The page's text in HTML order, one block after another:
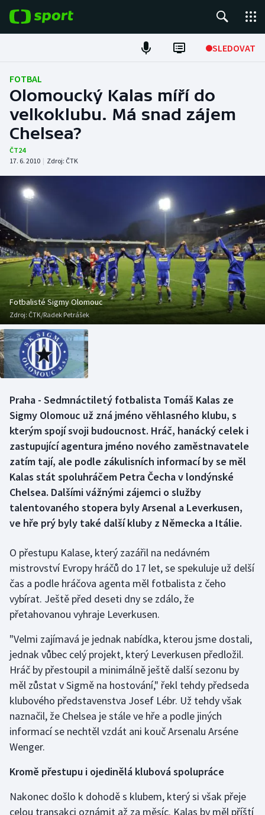
SLEDOVAT
Fotbal
Hokej
Tenis
Atletika
Cyklistika
Americký fotbal
Baseball a softbal
Basketbal
Biatlon
Boby a skeleton
Curling
Dostihy
Florbal
Futsal
Golf
Gymnastika
Házená
Jezdectví
Judo
Krasobruslení
Lezení
Lyže a snowboard
Moderní pětiboj
NEPŘEHLÉDNĚTE
Soutěže
Historické návraty
Aplikace ČT sport
AZ kvíz
FOTBAL
Olomoucký Kalas míří do
velkoklubu. Má snad zájem
Chelsea?
ČT24
17. 6. 2010 | Zdroj: ČTK
Fotbalisté Sigmy Olomouc
Zdroj: ČTK/Radek Petrášek
Praha - Sedmnáctiletý fotbalista Tomáš Kalas ze
Sigmy Olomouc už zná jméno věhlasného klubu, s
kterým spojí svoji budoucnost. Hráč, hanácký celek i
zastupující agentura jméno nového zaměstnavatele
zatím tají, ale podle zákulisních informací by se měl
Kalas stát spoluhráčem Petra Čecha v londýnské
Chelsea. Dalšími vážnými zájemci o služby
talentovaného stopera byly Arsenal a Leverkusen,
ve hře prý byly také další kluby z Německa a Itálie.
O přestupu Kalase, který zazářil na nedávném
mistrovství Evropy hráčů do 17 let, se spekuluje už delší
čas a podle hráčova agenta měl fotbalista z čeho
vybírat. Ještě před deseti dny se zdálo, že
přetahovanou vyhraje Leverkusen.
"Velmi zajímavá je jednak nabídka, kterou jsme dostali,
jednak vůbec celý projekt, který Leverkusen předložil.
Hráč by přestoupil a minimálně ještě další sezonu by
měl zůstat v Sigmě na hostování," řekl tehdy předseda
klubového představenstva Josef Lébr. Už tehdy však
naznačil, že Chelsea je stále ve hře a podle jiných
informací se nechtěl vzdát ani kouč Arsenalu Arséne
Wenger.
Kromě přestupu i ojedinělá klubová spolupráce
Nakonec došlo k dohodě s klubem, který si však přeje
celou transakci oznámit až za měsíc. Kalas by měl příští